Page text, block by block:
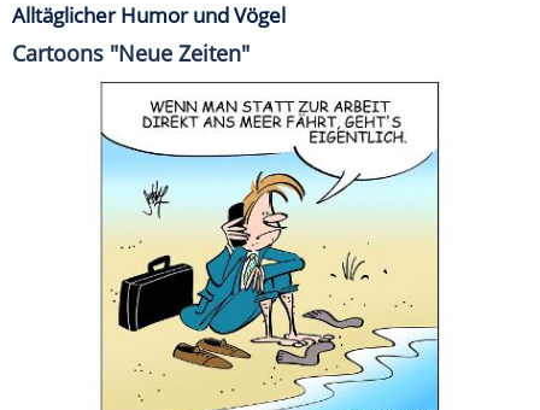
Alltäglicher Humor und Vögel
Cartoons "Neue Zeiten"